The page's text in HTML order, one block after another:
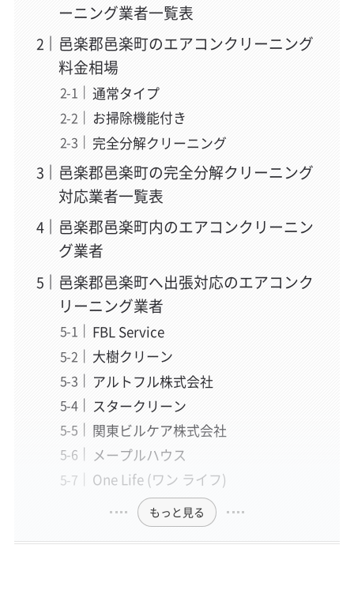
ーニング業者一覧表
邑楽郡邑楽町のエアコンクリーニング
料金相場
通常タイプ
お掃除機能付き
完全分解クリーニング
邑楽郡邑楽町の完全分解クリーニング
対応業者一覧表
邑楽郡邑楽町内のエアコンクリーニン
グ業者
邑楽郡邑楽町へ出張対応のエアコンク
リーニング業者
FBL Service
大樹クリーン
アルトフル株式会社
スタークリーン
関東ビルケア株式会社
メープルハウス
One Life (ワン ライフ)
もっと見る